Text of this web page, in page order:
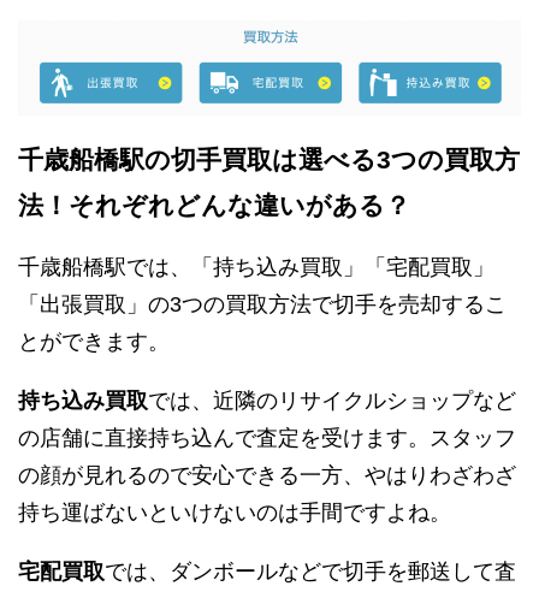
千歳船橋駅の切手買取は選べる3つの買取方
法！それぞれどんな違いがある？
千歳船橋駅では、「持ち込み買取」「宅配買取」
「出張買取」の3つの買取方法で切手を売却するこ
とができます。
持ち込み買取では、近隣のリサイクルショップなど
の店舗に直接持ち込んで査定を受けます。スタッフ
の顔が見れるので安心できる一方、やはりわざわざ
持ち運ばないといけないのは手間ですよね。
宅配買取では、ダンボールなどで切手を郵送して査